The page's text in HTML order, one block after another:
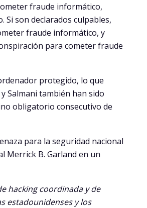
fraude informático,
son declarados culpables,
fraude informático, y
para cometer fraude
protegido, lo que
Salmani también han sido
obligatorio consecutivo de
para la seguridad nacional
Merrick B. Garland en un
hacking coordinada y de
estadounidenses y los